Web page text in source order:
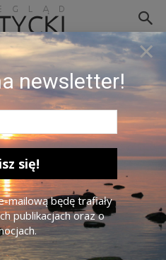
Maryi
Zdj. NeonFor /
SA 4.0.
×
newsletter!
mailową będę trafiały
publikacjach oraz o